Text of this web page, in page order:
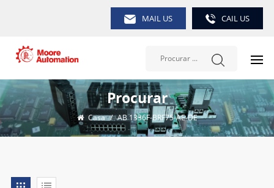
MAIL US CAIL US
Procurar
Casa / AB 1336F-BRF75-AE-DE